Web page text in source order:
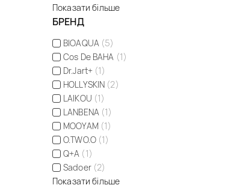
Показати більше
БРЕНД
BIOAQUA (5)
Cos De BAHA (1)
Dr.Jart+ (1)
HOLLYSKIN (2)
LAIKOU (1)
LANBENA (1)
MOOYAM (1)
O.TWO.O (1)
Q+A (1)
Sadoer (2)
Показати більше